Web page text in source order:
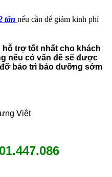
tấn nếu cần để giảm kinh phí
trợ tốt nhất cho khách
nếu có vấn đề sẽ được
bảo trì bảo dưỡng sớm
Việt